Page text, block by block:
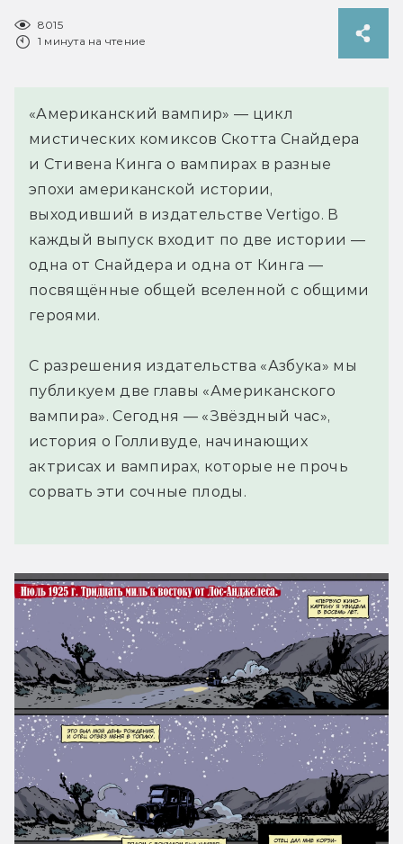
8015
1 минута на чтение
«Американский вампир» — цикл
мистических комиксов Скотта Снайдера
и Стивена Кинга о вампирах в разные
эпохи американской истории,
выходивший в издательстве Vertigo. В
каждый выпуск входит по две истории —
одна от Снайдера и одна от Кинга —
посвящённые общей вселенной с общими
героями.
С разрешения издательства «Азбука» мы
публикуем две главы «Американского
вампира». Сегодня — «Звёздный час»,
история о Голливуде, начинающих
актрисах и вампирах, которые не прочь
сорвать эти сочные плоды.